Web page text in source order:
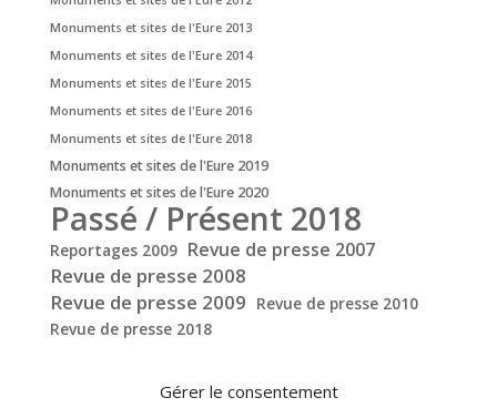
Gérer le consentement
Monuments et sites de l'Eure 2013
Monuments et sites de l'Eure 2014
Monuments et sites de l'Eure 2015
Monuments et sites de l'Eure 2016
Monuments et sites de l'Eure 2018
Monuments et sites de l'Eure 2019
Monuments et sites de l'Eure 2020
Passé / Présent 2018
Reportages 2009 Revue de presse 2007
Revue de presse 2008
Revue de presse 2009 Revue de presse 2010
Revue de presse 2018